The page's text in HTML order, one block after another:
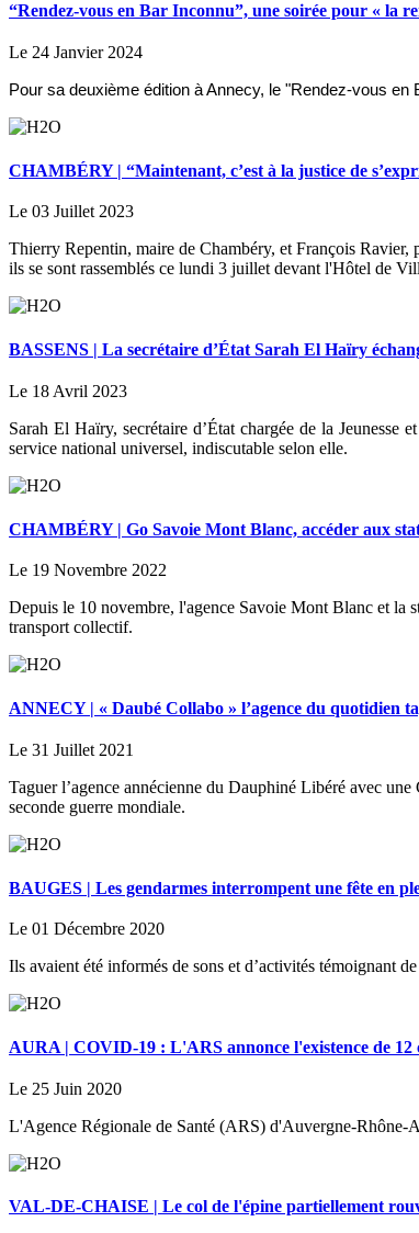
“Rendez-vous en Bar Inconnu”, une soirée pour « la
Le 24 Janvier 2024
Pour sa deuxième édition à Annecy, le "Rendez-vous
CHAMBÉRY | “Maintenant, c’est à la justice de
Le 03 Juillet 2023
Thierry Repentin, maire de Chambéry, et François
ils se sont rassemblés ce lundi 3 juillet devant l'Hôtel de
BASSENS | La secrétaire d’État Sarah El Haïry
Le 18 Avril 2023
Sarah El Haïry, secrétaire d’État chargée de la
service national universel, indiscutable selon elle.
CHAMBÉRY | Go Savoie Mont Blanc, accéder aux
Le 19 Novembre 2022
Depuis le 10 novembre, l'agence Savoie Mont Blanc et la
transport collectif.
ANNECY | « Daubé Collabo » l’agence du quotidien
Le 31 Juillet 2021
Taguer l’agence annécienne du Dauphiné Libéré avec
seconde guerre mondiale.
BAUGES | Les gendarmes interrompent une fête en
Le 01 Décembre 2020
Ils avaient été informés de sons et d’activités témoignant
AURA | COVID-19 : L'ARS annonce l'existence de 12
Le 25 Juin 2020
L'Agence Régionale de Santé (ARS) d'Auvergne-Rhône-
VAL-DE-CHAISE | Le col de l'épine partiellement